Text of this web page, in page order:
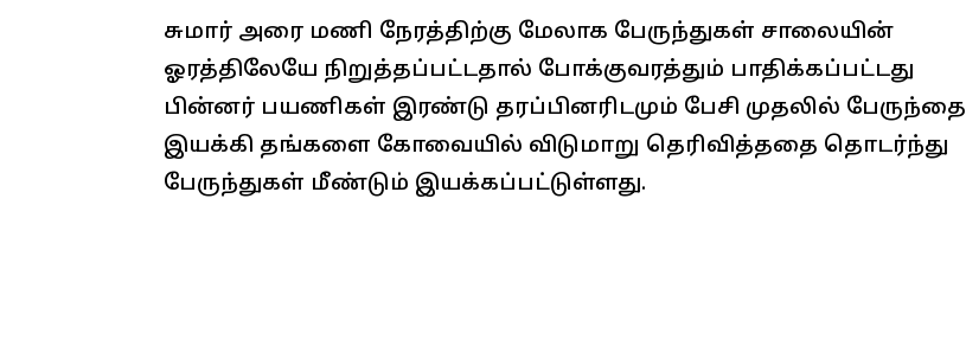
சுமார் அரை மணி நேரத்திற்கு மேலாக பேருந்துகள் சாலையின்
ஓரத்திலேயே நிறுத்தப்பட்டதால் போக்குவரத்தும் பாதிக்கப்பட்டது
பின்னர் பயணிகள் இரண்டு தரப்பினரிடமும் பேசி முதலில் பேருந்தை
இயக்கி தங்களை கோவையில் விடுமாறு தெரிவித்ததை தொடர்ந்து
பேருந்துகள் மீண்டும் இயக்கப்பட்டுள்ளது.